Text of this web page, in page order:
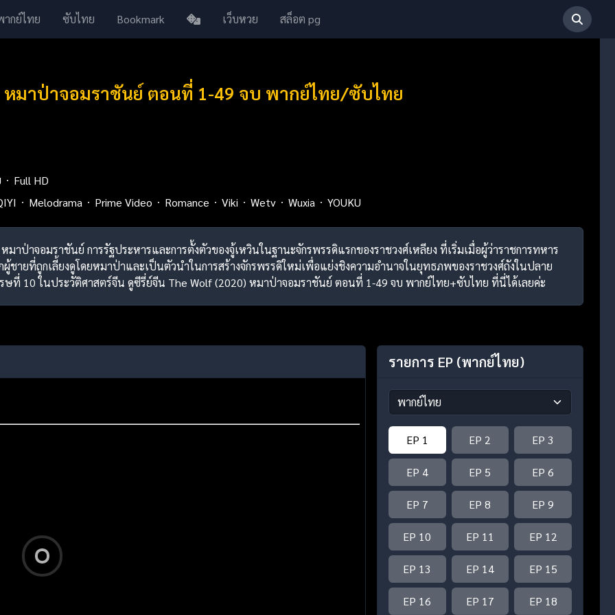
ากย์ไทย ซับไทย Bookmark เว็บหวย สล็อต pg
หมาป่าจอมราชันย์ ตอนที่ 1-49 จบ พากย์ไทย/ซับไทย
Full HD
Melodrama Prime Video Romance Viki Wetv Wuxia YOUKU
มาป่าจอมราชันย์ การรัฐประหารและการตั้งตัวของจู้เหวินในฐานะจักรพรรดิแรกของราชวงศ์เหลียง ที่เริ่มเมื่อผู้ว่าราชการทหาร
ชายที่ถูกเลี้ยงดูโดยหมาป่าและเป็นตัวนำในการสร้างจักรพรรดิใหม่เพื่อแย่งชิงความอำนาจในยุทธภพของราชวงศ์ถังในปลาย
ที่ 10 ในประวัติศาสตร์จีน ดูซีรี่ย์จีน The Wolf (2020) หมาป่าจอมราชันย์ ตอนที่ 1-49 จบ พากย์ไทย+ซับไทย ที่นี่ได้เลยค่ะ
รายการ EP (พากย์ไทย)
EP 1 EP 2 EP 3
EP 4 EP 5 EP 6
EP 7 EP 8 EP 9
EP 10 EP 11 EP 12
EP 13 EP 14 EP 15
EP 16 EP 17 EP 18